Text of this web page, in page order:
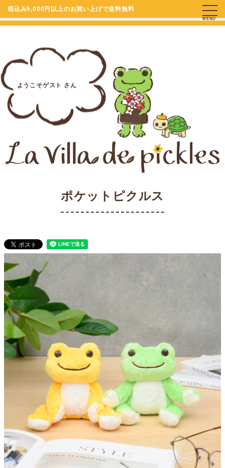
税込み5,000円以上のお買い上げで送料無料
ようこそゲスト さん
MENU
ポケットピクルス